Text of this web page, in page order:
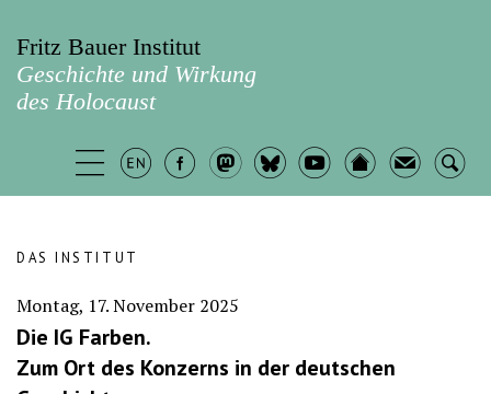
Fritz Bauer Institut
Geschichte und Wirkung
des Holocaust
DAS INSTITUT
Montag, 17. November 2025
Die IG Farben.
Zum Ort des Konzerns in der deutschen